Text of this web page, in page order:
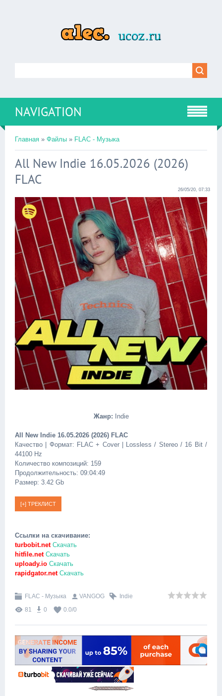
NAVIGATION
Главная » Файлы » FLAC - Музыка
All New Indie 16.05.2026 (2026)
FLAC
26/05/20, 07:33
Жанр: Indie
All New Indie 16.05.2026 (2026) FLAC
Качество | Формат: FLAC + Cover | Lossless / Stereo / 16 Bit /
44100 Hz
Количество композиций: 159
Продолжительность: 09:04:49
Размер: 3.42 Gb
Ссылки на скачивание:
turbobit.netСкачать
hitfile.netСкачать
uploady.io Скачать
rapidgator.netСкачать
FLAC - Музыка VANGOG
Indie
81
0 0.0/0